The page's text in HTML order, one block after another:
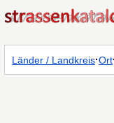
Länder / Landkreis·Ort·